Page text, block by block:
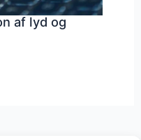
af lyd og